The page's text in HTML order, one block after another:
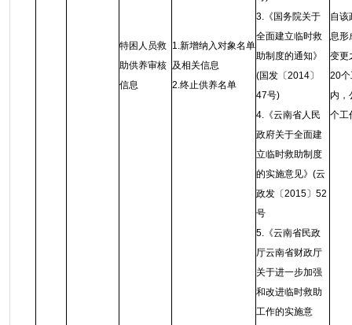
特困人员救
助供养审核
信息
1.新增纳入对象名单
及相关信息
2.终止供养名单
3.《国务院关于
全面建立临时救
助制度的通知》
(国发〔2014〕
47号)
4.《云南省人民
政府关于全面建
立临时救助制度
的实施意见》(云
政发〔2015〕52
号
5.《云南省民政
厅云南省财政厅
关于进一步加强
和改进临时救助
工作的实施意
自该
息形
变更
20
内，
个工